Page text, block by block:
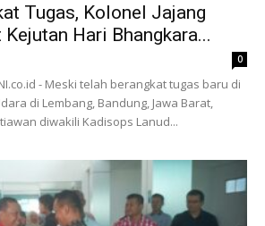
Tugas, Kolonel Jajang
Hari Bhangkara...
0
- Meski telah berangkat tugas baru di
di Lembang, Bandung, Jawa Barat,
diwakili Kadisops Lanud...